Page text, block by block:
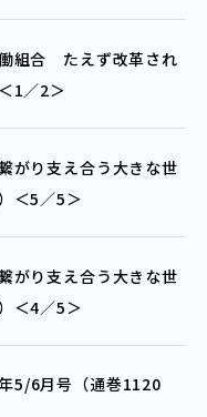
組合 たえず改革され
1／2＞
がり支え合う大きな世
＜5／5＞
がり支え合う大きな世
＜4／5＞
6月号（通巻1120